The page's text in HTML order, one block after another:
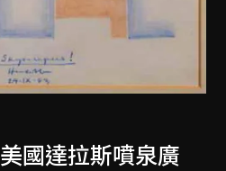
國達拉斯噴泉廣